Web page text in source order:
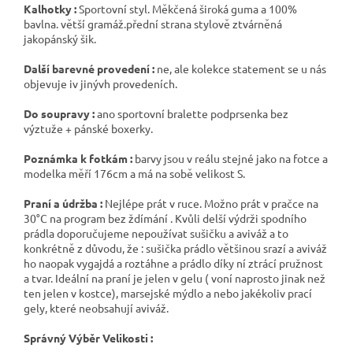
Kalhotky :Sportovní styl. Měkčená široká guma a 100%
bavlna. větší gramáž.přední strana stylově ztvárněná
jakopánský šik.
Další barevné provedení : ne, ale kolekce statement se u nás
objevuje iv jinývh provedeních.
Do soupravy :ano sportovní bralette podprsenka bez
výztuže + pánské boxerky.
Poznámka k fotkám : barvy jsou v reálu stejné jako na fotce a
modelka měří 176cm a má na sobě velikost S.
Praní a údržba : Nejlépe prát v ruce. Možno prát v pračce na
30°C na program bez ždímání . Kvůli delší výdrži spodního
prádla doporučujeme nepoužívat sušičku a aviváž a to
konkrétně z důvodu, že : sušička prádlo většinou srazí a aviváž
ho naopak vygajdá a roztáhne a prádlo díky ní ztrácí pružnost
a tvar. Ideální na praní je jelen v gelu ( voní naprosto jinak než
ten jelen v kostce), marsejské mýdlo a nebo jakékoliv prací
gely, které neobsahují aviváž.
Správný Výběr Velikosti :